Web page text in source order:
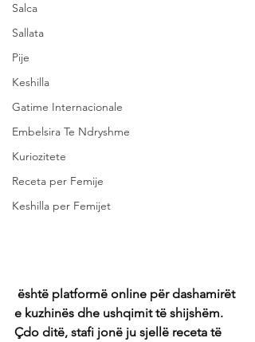
Salca
Sallata
Pije
Keshilla
Gatime Internacionale
Embelsira Te Ndryshme
Kuriozitete
Receta per Femije
Keshilla per Femijet
e kuzhinës dhe ushqimit të shijshëm.
Çdo ditë, stafi jonë ju sjellë receta të